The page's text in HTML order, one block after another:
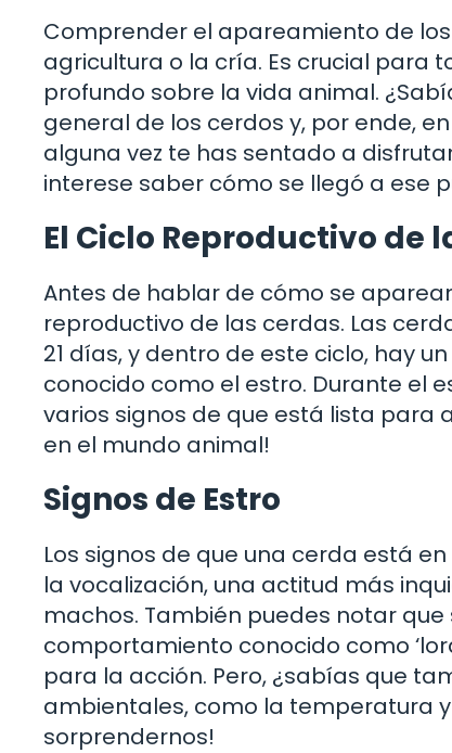
Comprender el apareamiento de
agricultura o la cría. Es crucial para
profundo sobre la vida animal.
general de los cerdos y, por ende,
alguna vez te has sentado a
interese saber cómo se llegó a ese
El Ciclo Reproductivo de
Antes de hablar de cómo se
reproductivo de las cerdas. Las
21 días, y dentro de este ciclo, hay
conocido como el estro. Durante el
varios signos de que está lista para
en el mundo animal!
Signos de Estro
Los signos de que una cerda está
la vocalización, una actitud más
machos. También puedes notar
comportamiento conocido como
para la acción. Pero, ¿sabías que
ambientales, como la temperatura
sorprendernos!